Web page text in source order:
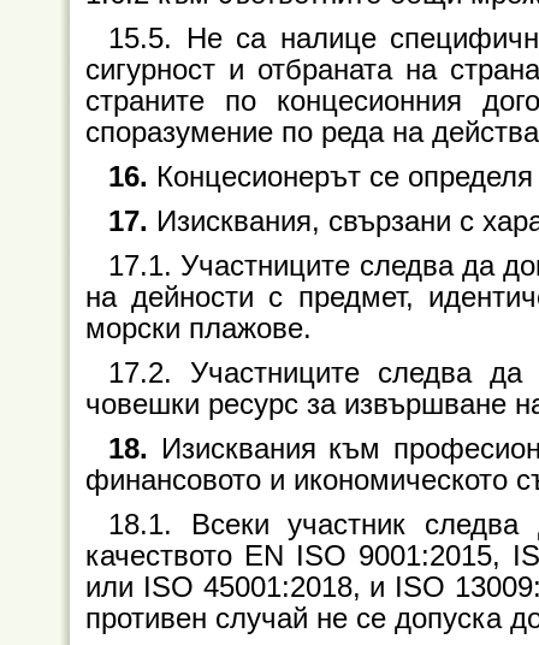
15.5. Не са налице
сигурност и отбраната на
страните по концесионния
споразумение по реда на
16. Концесионерът се
17. Изисквания, свързани с
17.1. Участниците следва да
на дейности с предмет,
морски плажове.
17.2. Участниците следва да
човешки ресурс за извършване
18. Изисквания към
финансовото и икономическото
18.1. Всеки участник
качеството EN ISO 9001:2015,
или ISO 45001:2018, и ISO
противен случай не се допуска